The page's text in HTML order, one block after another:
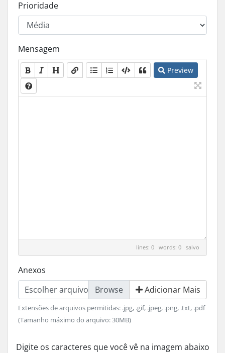
Prioridade
Mensagem
Preview
lines: 0 words: 0 salvo
Anexos
Escolher arquivo
Adicionar Mais
Extensões de arquivos permitidas: .jpg, .gif, .jpeg, .png, .txt, .pdf
(Tamanho máximo do arquivo: 30MB)
Digite os caracteres que você vê na imagem abaixo